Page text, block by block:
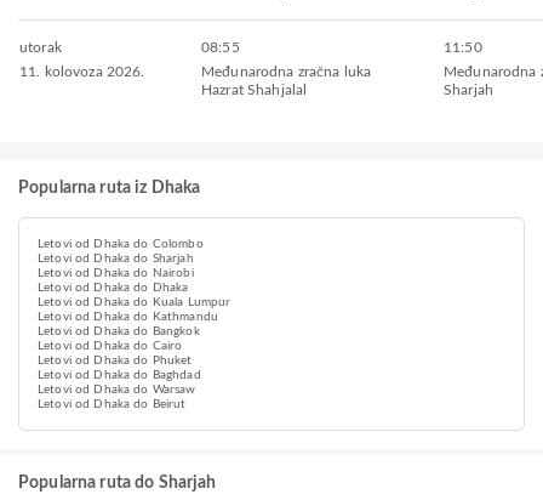
utorak
11. kolovoza 2026.
08:55
Međunarodna zračna luka
Hazrat Shahjalal
11:50
Međunarodna
Sharjah
Popularna ruta iz Dhaka
Letovi od Dhaka do Colombo
Letovi od Dhaka do Sharjah
Letovi od Dhaka do Nairobi
Letovi od Dhaka do Dhaka
Letovi od Dhaka do Kuala Lumpur
Letovi od Dhaka do Kathmandu
Letovi od Dhaka do Bangkok
Letovi od Dhaka do Cairo
Letovi od Dhaka do Phuket
Letovi od Dhaka do Baghdad
Letovi od Dhaka do Warsaw
Letovi od Dhaka do Beirut
Popularna ruta do Sharjah